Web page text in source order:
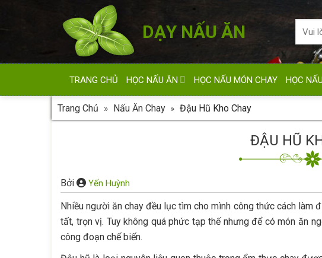
DẠY NẤU ĂN
TRANG CHỦ HỌC NẤU ĂN HỌC NẤU MÓN CHAY HỌC
Trang Chủ » Nấu Ăn Chay » Đậu Hũ Kho Chay
ĐẬU HŨ
Bởi Yến Huỳnh
Nhiều người ăn chay đều lục tìm cho mình công thức cách làm
tất, trọn vị. Tuy không quá phức tạp thế nhưng để có món ăn
công đoạn chế biến.